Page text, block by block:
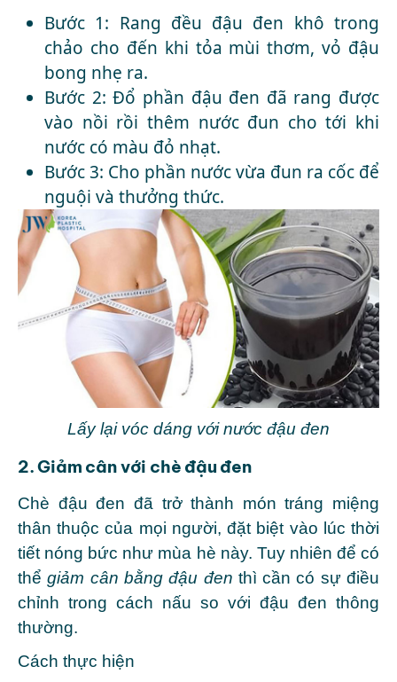
Bước 1: Rang đều đậu đen khô trong
chảo cho đến khi tỏa mùi thơm, vỏ đậu
bong nhẹ ra.
Bước 2: Đổ phần đậu đen đã rang được
vào nồi rồi thêm nước đun cho tới khi
nước có màu đỏ nhạt.
Bước 3: Cho phần nước vừa đun ra cốc để
nguội và thưởng thức.
Lấy lại vóc dáng với nước đậu đen
2. Giảm cân với chè đậu đen
Chè đậu đen đã trở thành món tráng miệng
thân thuộc của mọi người, đặt biệt vào lúc thời
tiết nóng bức như mùa hè này. Tuy nhiên để có
thểgiảm cân bằng đậu đen thì cần có sự điều
chỉnh trong cách nấu so với đậu đen thông
thường.
Cách thực hiện